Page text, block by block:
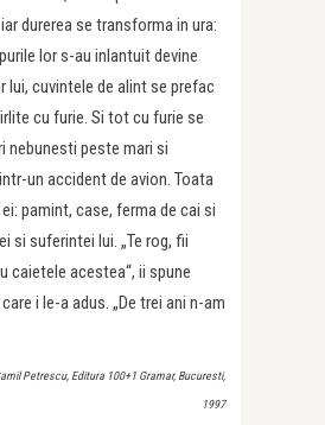
durerea se transforma in ura:
lor s-au inlantuit devine
lui, cuvintele de alint se prefac
cu furie. Si tot cu furie se
nebunesti peste mari si
un accident de avion. Toata
pamint, case, ferma de cai si
si suferintei lui. „Te rog, fii
caietele acestea“, ii spune
i le-a adus. „De trei ani n-am
Petrescu, Editura 100+1 Gramar, Bucuresti,
1997